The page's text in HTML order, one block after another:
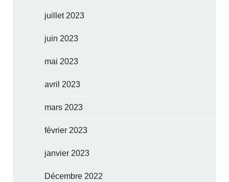
juillet 2023
juin 2023
mai 2023
avril 2023
mars 2023
février 2023
janvier 2023
Décembre 2022